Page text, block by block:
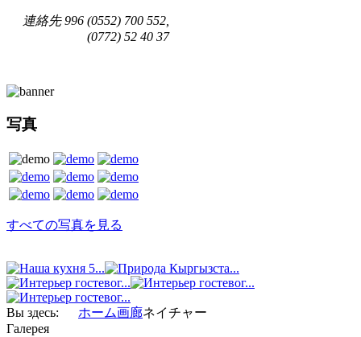
連絡先996 (0552) 700 552,
(0772) 52 40 37
写真
すべての写真を見る
Вы здесь: ホーム画廊ネイチャー
Галерея